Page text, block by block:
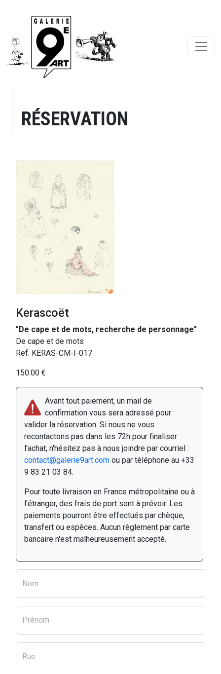
RÉSERVATION
Kerascoët
"De cape et de mots, recherche de personnage"
De cape et de mots
Ref. KERAS-CM-I-017
150.00 €
Avant tout paiement, un mail de
confirmation vous sera adressé pour
valider la réservation. Si nous ne vous
recontactons pas dans les 72h pour finaliser
l'achat, n'hésitez pas à nous joindre par courriel :
contact@galerie9art.com ou par téléphone au +33
9 83 21 03 84.
Pour toute livraison en France métropolitaine ou à
l'étranger, des frais de port sont à prévoir. Les
paiements pourront être effectués par chèque,
transfert ou espèces. Aucun règlement par carte
bancaire n'est malheureusement accepté.
Nom
Prénom
Rue